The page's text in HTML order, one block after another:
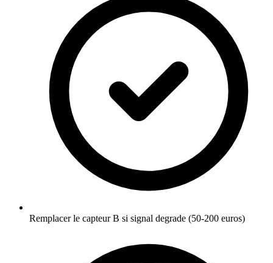
Remplacer le capteur B si signal degrade (50-200 euros)